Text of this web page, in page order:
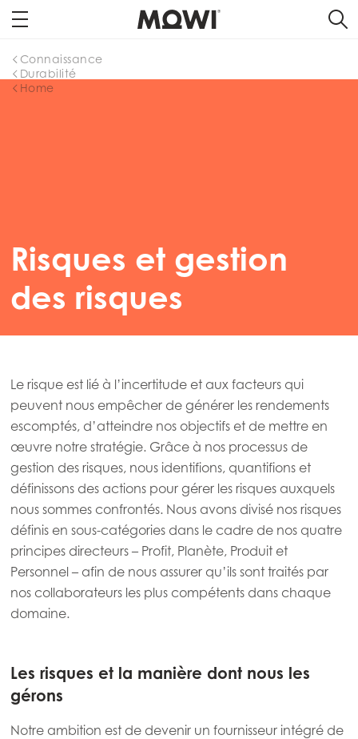
Home
Durabilité
Connaissance
Risques et gestion
des risques
Le risque est lié à l’incertitude et aux facteurs qui
peuvent nous empêcher de générer les rendements
escomptés, d’atteindre nos objectifs et de mettre en
œuvre notre stratégie. Grâce à nos processus de
gestion des risques, nous identifions, quantifions et
définissons des actions pour gérer les risques auxquels
nous sommes confrontés. Nous avons divisé nos risques
définis en sous-catégories dans le cadre de nos quatre
principes directeurs – Profit, Planète, Produit et
Personnel – afin de nous assurer qu’ils sont traités par
nos collaborateurs les plus compétents dans chaque
domaine.
Les risques et la manière dont nous les
gérons
Notre ambition est de devenir un fournisseur intégré de